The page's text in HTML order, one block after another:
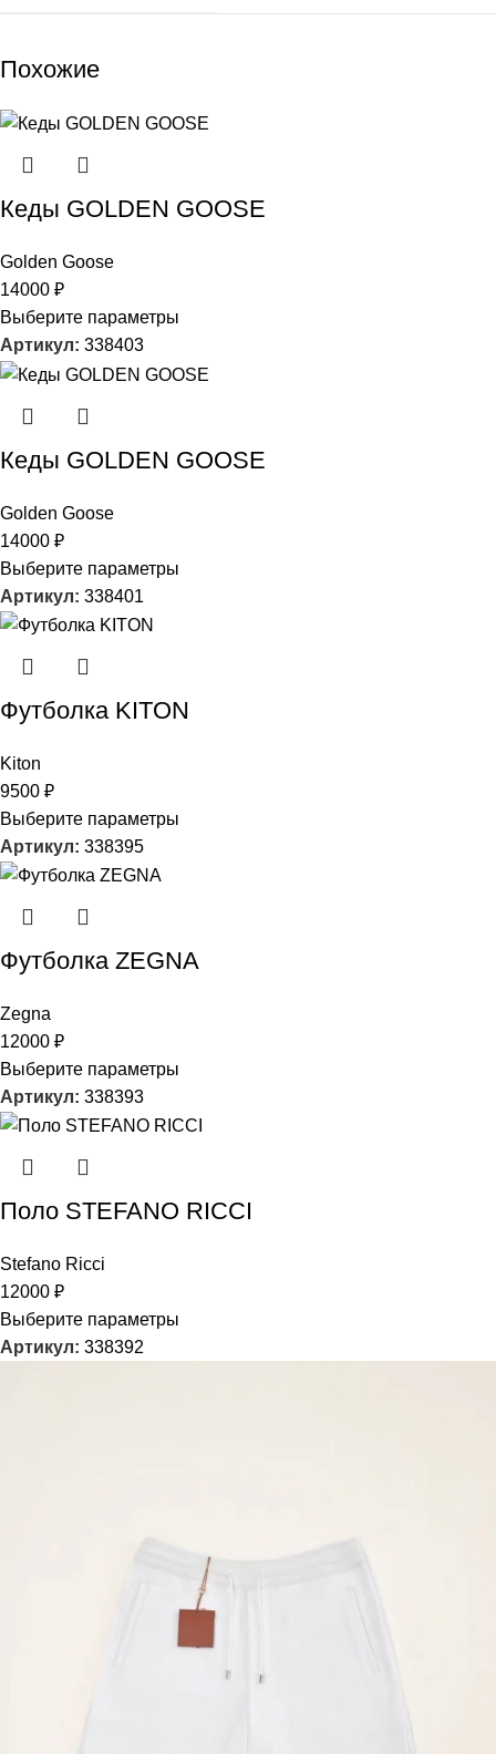
Похожие
Кеды GOLDEN GOOSE
Golden Goose
14000 ₽
Выберите параметры
Артикул: 338403
Кеды GOLDEN GOOSE
Golden Goose
14000 ₽
Выберите параметры
Артикул: 338401
Футболка KITON
Kiton
9500 ₽
Выберите параметры
Артикул: 338395
Футболка ZEGNA
Zegna
12000 ₽
Выберите параметры
Артикул: 338393
Поло STEFANO RICCI
Stefano Ricci
12000 ₽
Выберите параметры
Артикул: 338392